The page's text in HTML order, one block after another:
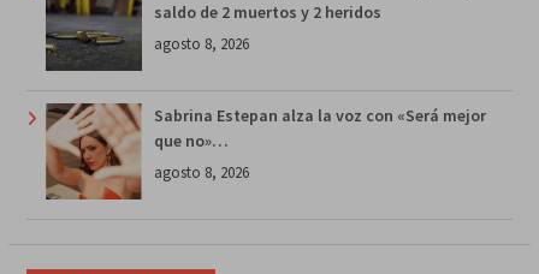
saldo de 2 muertos y 2 heridos
agosto 8, 2026
Sabrina Estepan alza la voz con «Será mejor
que no»…
agosto 8, 2026